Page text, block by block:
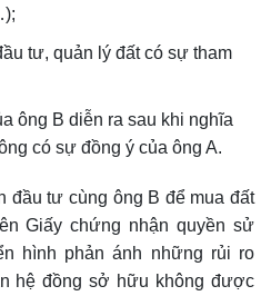
tư, quản lý đất có sự tham
ông B diễn ra sau khi nghĩa
có sự đồng ý của ông A.
đầu tư cùng ông B để mua đất
Giấy chứng nhận quyền sử
hình phản ánh những rủi ro
hệ đồng sở hữu không được